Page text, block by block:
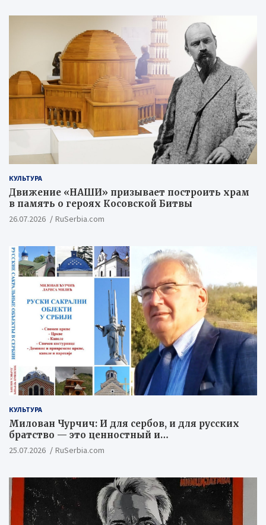
КУЛЬТУРА
Движение «НАШИ» призывает построить храм
в память о героях Косовской Битвы
26.07.2026 RuSerbia.com
КУЛЬТУРА
Милован Чурчич: И для сербов, и для русских
братство — это ценностный и
цивилизационный концепт
25.07.2026 RuSerbia.com